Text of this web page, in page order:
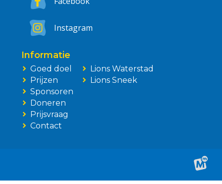
Instagram
Informatie
Goed doel
Prijzen
Sponsoren
Doneren
Prijsvraag
Contact
Lions Waterstad
Lions Sneek